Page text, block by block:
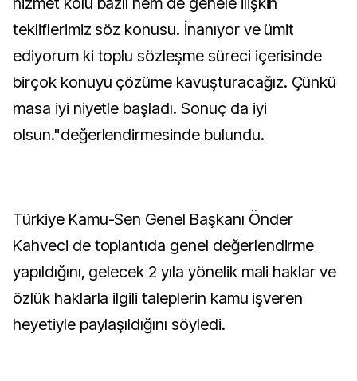
tekliflerimiz söz konusu. İnanıyor ve ümit
ediyorum ki toplu sözleşme süreci içerisinde
birçok konuyu çözüme kavuşturacağız. Çünkü
masa iyi niyetle başladı. Sonuç da iyi
olsun."değerlendirmesinde bulundu.
Türkiye Kamu-Sen Genel Başkanı Önder
Kahveci de toplantıda genel değerlendirme
yapıldığını, gelecek 2 yıla yönelik mali haklar ve
özlük haklarla ilgili taleplerin kamu işveren
heyetiyle paylaşıldığını söyledi.